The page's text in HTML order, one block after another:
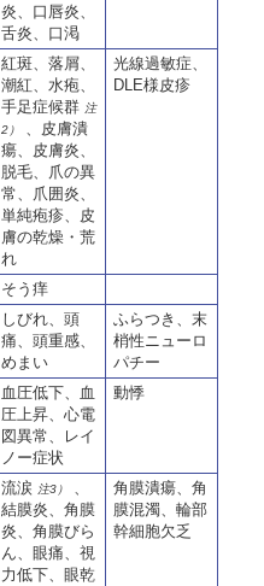
炎、口唇炎、
舌炎、口渇
紅斑、落屑、
潮紅、水疱、
手足症候群 注
2）
、皮膚潰
瘍、皮膚炎、
脱毛、爪の異
常、爪囲炎、
単純疱疹、皮
膚の乾燥・荒
れ
光線過敏症、
DLE様皮疹
そう痒
しびれ、頭
痛、頭重感、
めまい
ふらつき、末
梢性ニューロ
パチー
血圧低下、血
圧上昇、心電
図異常、レイ
ノー症状
動悸
流涙 注3）
、
結膜炎、角膜
炎、角膜びら
ん、眼痛、視
力低下、眼乾
角膜潰瘍、角
膜混濁、輪部
幹細胞欠乏